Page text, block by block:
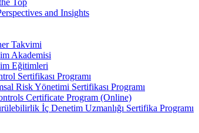
Top
and Insights
Takvimi
Akademisi
Eğitimleri
Sertifikası Programı
Risk Yönetimi Sertifikası Programı
Certificate Program (Online)
İç Denetim Uzmanlığı Sertifika Programı